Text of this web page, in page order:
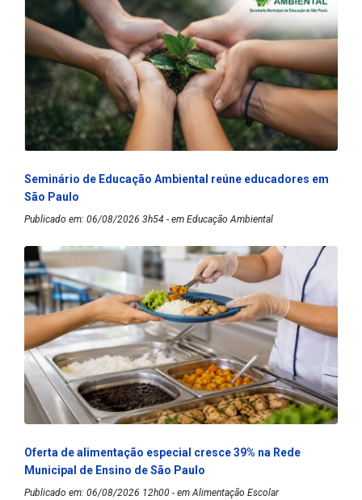
Seminário de Educação Ambiental reúne educadores em
São Paulo
Publicado em: 06/08/2026 3h54 - em Educação Ambiental
Oferta de alimentação especial cresce 39% na Rede
Municipal de Ensino de São Paulo
Publicado em: 06/08/2026 12h00 - em Alimentação Escolar